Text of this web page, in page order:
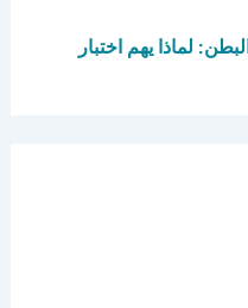
لماذا يهم اختبار